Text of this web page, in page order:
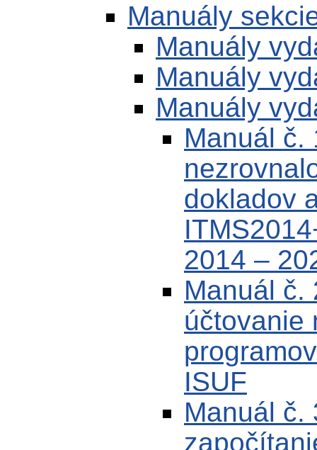
Manuály
Manuály
Manuály
Manuály
Manuál č.
dokladov
2014 –
Manuál č.
účtovanie
ISUF
Manuál č.